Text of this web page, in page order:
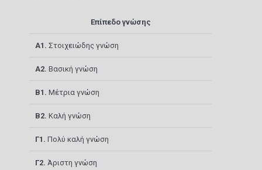
Επίπεδο γνώσης
Α1. Στοιχειώδης γνώση
Α2. Βασική γνώση
Β1. Μέτρια γνώση
Β2. Καλή γνώση
Γ1. Πολύ καλή γνώση
Γ2. Άριστη γνώση